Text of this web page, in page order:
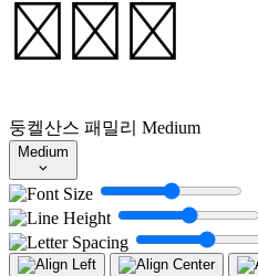
쪽으로
둥켈산스 패밀리 Medium
Medium